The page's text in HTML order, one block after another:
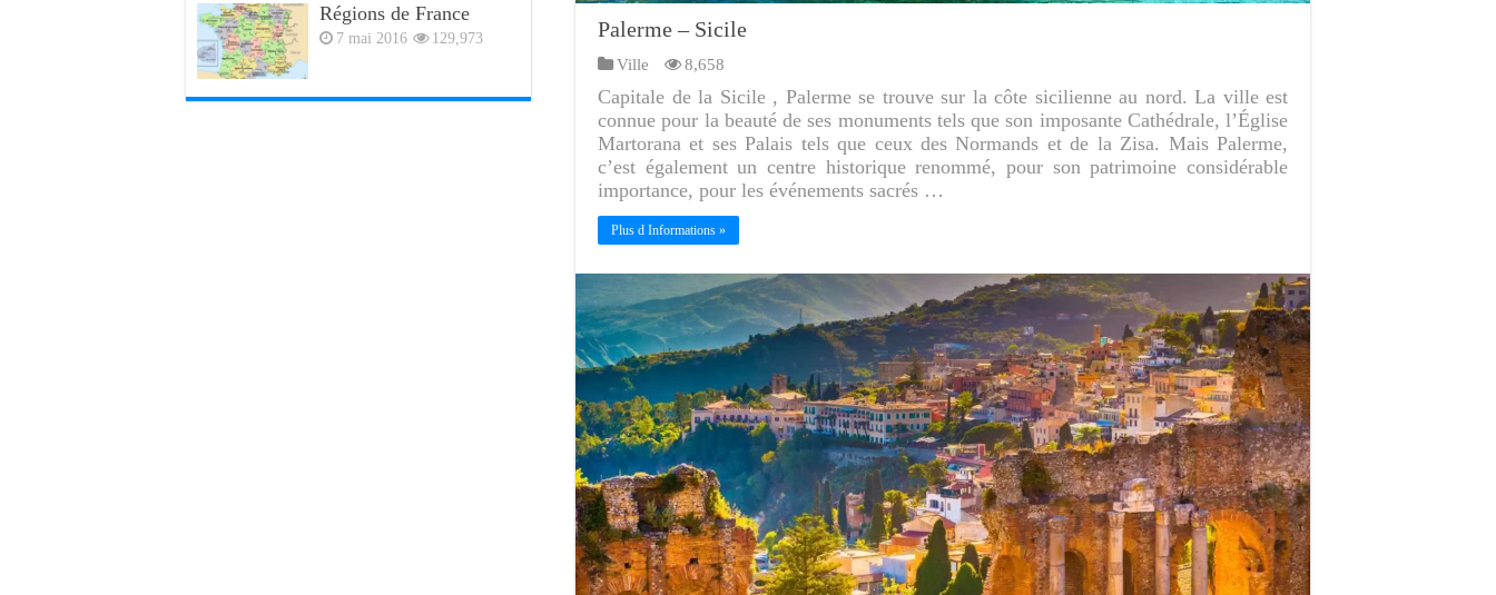
Palerme – Sicile
Ville 8,658
Capitale de la Sicile , Palerme se trouve sur la côte sicilienne au nord. La ville est
connue pour la beauté de ses monuments tels que son imposante Cathédrale, l’Église
Martorana et ses Palais tels que ceux des Normands et de la Zisa. Mais Palerme,
c’est également un centre historique renommé, pour son patrimoine considérable
importance, pour les événements sacrés …
Plus d Informations »
Régions de France
7 mai 2016 129,973